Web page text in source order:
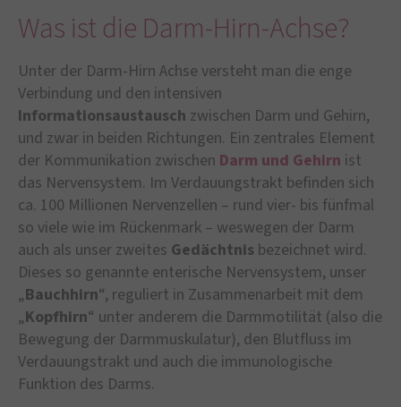
Was ist die Darm-Hirn-Achse?
Unter der Darm-Hirn Achse versteht man die enge
Verbindung und den intensiven
Informationsaustausch zwischen Darm und Gehirn,
und zwar in beiden Richtungen. Ein zentrales Element
der Kommunikation zwischen Darm und Gehirn ist
das Nervensystem. Im Verdauungstrakt befinden sich
ca. 100 Millionen Nervenzellen – rund vier- bis fünfmal
so viele wie im Rückenmark – weswegen der Darm
auch als unser zweites Gedächtnis bezeichnet wird.
Dieses so genannte enterische Nervensystem, unser
„Bauchhirn“, reguliert in Zusammenarbeit mit dem
„Kopfhirn“ unter anderem die Darmmotilität (also die
Bewegung der Darmmuskulatur), den Blutfluss im
Verdauungstrakt und auch die immunologische
Funktion des Darms.